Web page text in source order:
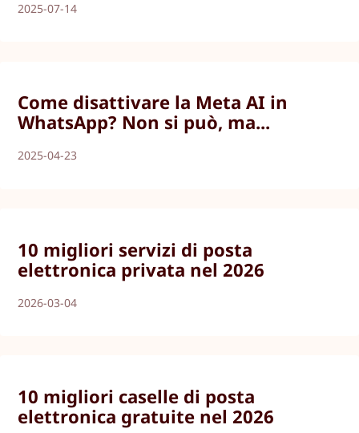
2025-07-14
Come disattivare la Meta AI in
WhatsApp? Non si può, ma...
2025-04-23
10 migliori servizi di posta
elettronica privata nel 2026
2026-03-04
10 migliori caselle di posta
elettronica gratuite nel 2026